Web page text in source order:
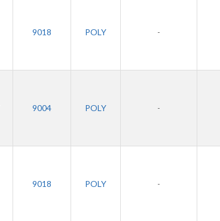
9018 POLY -
9004 POLY -
9018 POLY -